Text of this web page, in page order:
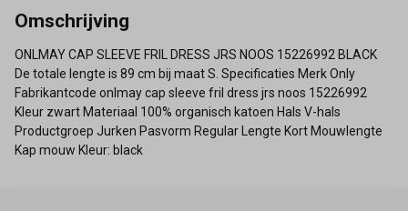
Omschrijving
ONLMAY CAP SLEEVE FRIL DRESS JRS NOOS 15226992 BLACK
De totale lengte is 89 cm bij maat S. Specificaties Merk Only
Fabrikantcode onlmay cap sleeve fril dress jrs noos 15226992
Kleur zwart Materiaal 100% organisch katoen Hals V-hals
Productgroep Jurken Pasvorm Regular Lengte Kort Mouwlengte
Kap mouw Kleur: black